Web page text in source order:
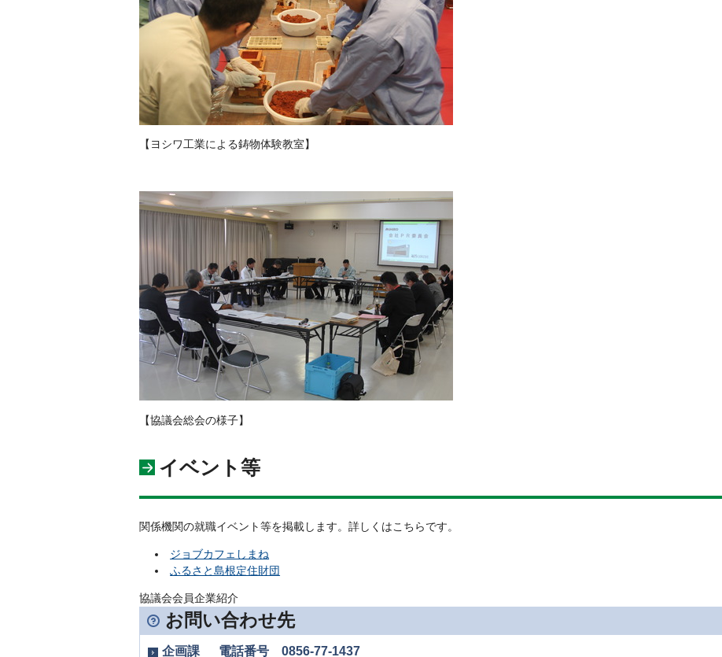
【ヨシワ工業による鋳物体験教室】
【協議会総会の様子】
イベント等
関係機関の就職イベント等を掲載します。詳しくはこちらです。
ジョブカフェしまね
ふるさと島根定住財団
協議会会員企業紹介
お問い合わせ先
企画課 電話番号 0856-77-1437